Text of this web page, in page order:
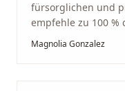
fürsorglichen und
empfehle zu 100 %
Schaffhausen. Ich
glücklich mit der
Magnolia Gonzalez